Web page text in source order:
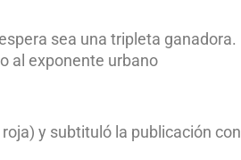
sea una tripleta ganadora.
al exponente urbano
y subtituló la publicación con